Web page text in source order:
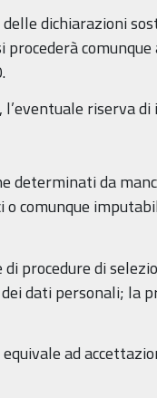
dichiarazioni
riserva
determinati da
o comunque
di procedure di
dati personali; la
ad